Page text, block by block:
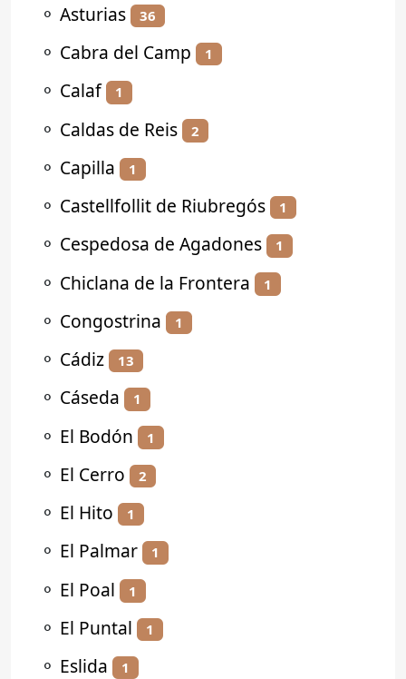
⚬ Asturias 36
⚬ Cabra del Camp 1
⚬ Calaf 1
⚬ Caldas de Reis 2
⚬ Capilla 1
⚬ Castellfollit de Riubregós 1
⚬ Cespedosa de Agadones 1
⚬ Chiclana de la Frontera 1
⚬ Congostrina 1
⚬ Cádiz 13
⚬ Cáseda 1
⚬ El Bodón 1
⚬ El Cerro 2
⚬ El Hito 1
⚬ El Palmar 1
⚬ El Poal 1
⚬ El Puntal 1
⚬ Eslida 1